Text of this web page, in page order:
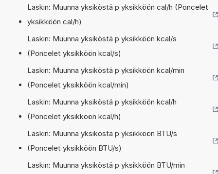
Laskin: Muunna yksiköstä p yksikköön cal/h (Poncelet
yksikköön cal/h)
Laskin: Muunna yksiköstä p yksikköön kcal/s
(Poncelet yksikköön kcal/s)
Laskin: Muunna yksiköstä p yksikköön kcal/min
(Poncelet yksikköön kcal/min)
Laskin: Muunna yksiköstä p yksikköön kcal/h
(Poncelet yksikköön kcal/h)
Laskin: Muunna yksiköstä p yksikköön BTU/s
(Poncelet yksikköön BTU/s)
Laskin: Muunna yksiköstä p yksikköön BTU/min